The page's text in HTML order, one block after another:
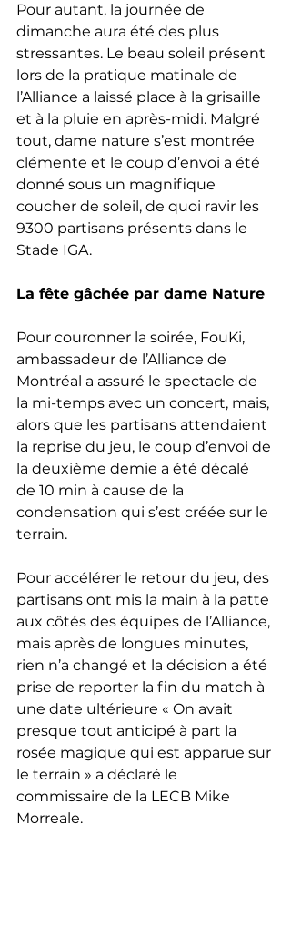
Pour autant, la journée de
dimanche aura été des plus
stressantes. Le beau soleil présent
lors de la pratique matinale de
l’Alliance a laissé place à la grisaille
et à la pluie en après-midi. Malgré
tout, dame nature s’est montrée
clémente et le coup d’envoi a été
donné sous un magnifique
coucher de soleil, de quoi ravir les
9300 partisans présents dans le
Stade IGA.
La fête gâchée par dame Nature
Pour couronner la soirée, FouKi,
ambassadeur de l’Alliance de
Montréal a assuré le spectacle de
la mi-temps avec un concert, mais,
alors que les partisans attendaient
la reprise du jeu, le coup d’envoi de
la deuxième demie a été décalé
de 10 min à cause de la
condensation qui s’est créée sur le
terrain.
Pour accélérer le retour du jeu, des
partisans ont mis la main à la patte
aux côtés des équipes de l’Alliance,
mais après de longues minutes,
rien n’a changé et la décision a été
prise de reporter la fin du match à
une date ultérieure « On avait
presque tout anticipé à part la
rosée magique qui est apparue sur
le terrain » a déclaré le
commissaire de la LECB Mike
Morreale.